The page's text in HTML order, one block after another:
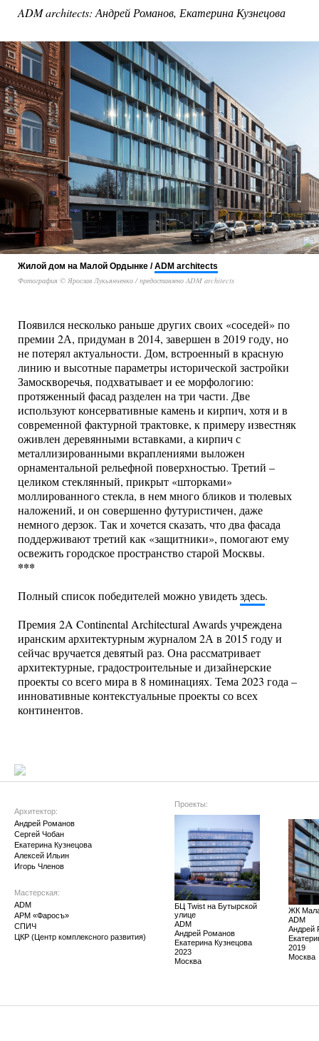
ADM architects: Андрей Романов, Екатерина Кузнецова
Жилой дом на Малой Ордынке /ADM architects
Фотография © Ярослав Лукьянченко / предоставлено ADM architects
Появился несколько раньше других своих «соседей» по
премии 2А, придуман в 2014, завершен в 2019 году, но
не потерял актуальности. Дом, встроенный в красную
линию и высотные параметры исторической застройки
Замоскворечья, подхватывает и ее морфологию:
протяженный фасад разделен на три части. Две
используют консервативные камень и кирпич, хотя и в
современной фактурной трактовке, к примеру известняк
оживлен деревянными вставками, а кирпич с
металлизированными вкраплениями выложен
орнаментальной рельефной поверхностью. Третий –
целиком стеклянный, прикрыт «шторками»
моллированного стекла, в нем много бликов и тюлевых
наложений, и он совершенно футуристичен, даже
немного дерзок. Так и хочется сказать, что два фасада
поддерживают третий как «защитники», помогают ему
освежить городское пространство старой Москвы.
***
Полный список победителей можно увидетьздесь.
Премия 2A Continental Architectural Awards учреждена
иранским архитектурным журналом 2А в 2015 году и
сейчас вручается девятый раз. Она рассматривает
архитектурные, градостроительные и дизайнерские
проекты со всего мира в 8 номинациях. Тема 2023 года –
инновативные контекстуальные проекты со всех
континентов.
Архитектор:
Андрей Романов
Сергей Чобан
Екатерина Кузнецова
Алексей Ильин
Игорь Членов
Мастерская:
ADM
АРМ «Фаросъ»
СПИЧ
ЦКР (Центр комплексного развития)
Проекты:
БЦ Twist на Бутырской
улице
ADM
Андрей Романов
Екатерина Кузнецова
2023
Москва
ЖК
ADM
Андрей
2019
Москва